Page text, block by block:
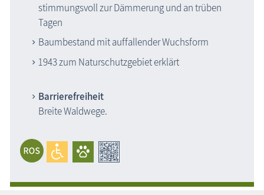
stimmungsvoll zur Dämmerung und an trüben
Tagen
Baumbestand mit auffallender Wuchsform
1943 zum Naturschutzgebiet erklärt
Barrierefreiheit
Breite Waldwege.